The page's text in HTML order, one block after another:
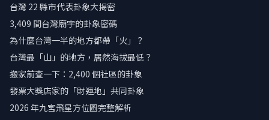
台灣 22 縣市代表卦象大揭密
3,409 間台灣廟宇的卦象密碼
為什麼台灣一半的地方都帶「火」？
台灣最「山」的地方，居然海拔最低？
搬家前查一下：2,400 個社區的卦象
發票大獎店家的「財運地」共同卦象
2026 年九宮飛星方位圖完整解析